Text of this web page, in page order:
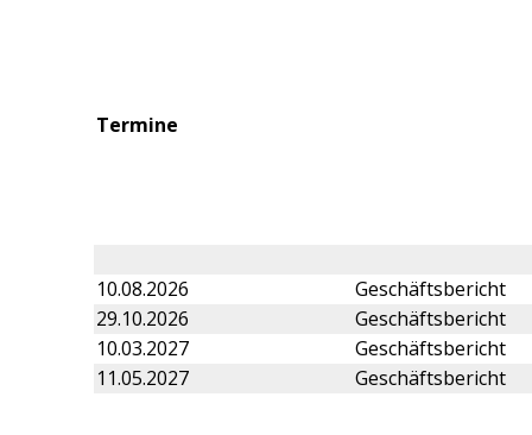
Termine
10.08.2026
Geschäftsbericht
29.10.2026
Geschäftsbericht
10.03.2027
Geschäftsbericht
11.05.2027
Geschäftsbericht